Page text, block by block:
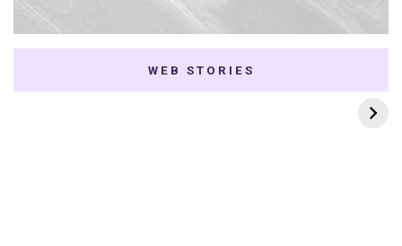
WEB STORIES
7 K-dramas Enemies
to Lovers
Thai Dramas com
First e Khaotung